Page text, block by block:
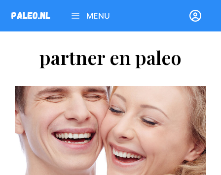
naar
de
MENU
partner en paleo